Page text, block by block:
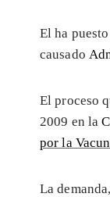
Elha
causado
El proceso
2009 en la
por la
La